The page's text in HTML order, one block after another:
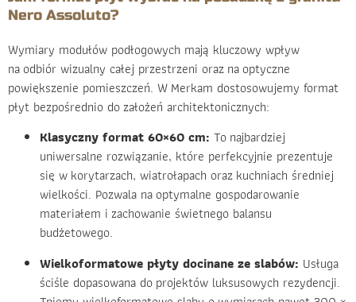
Nero Assoluto?
Wymiary modułów podłogowych mają kluczowy wpływ
na odbiór wizualny całej przestrzeni oraz na optyczne
powiększenie pomieszczeń. W Merkam dostosowujemy format
płyt bezpośrednio do założeń architektonicznych:
Klasyczny format 60×60 cm: To najbardziej
uniwersalne rozwiązanie, które perfekcyjnie prezentuje
się w korytarzach, wiatrołapach oraz kuchniach średniej
wielkości. Pozwala na optymalne gospodarowanie
materiałem i zachowanie świetnego balansu
budżetowego.
Wielkoformatowe płyty docinane ze slabów: Usługa
ściśle dopasowana do projektów luksusowych rezydencji.